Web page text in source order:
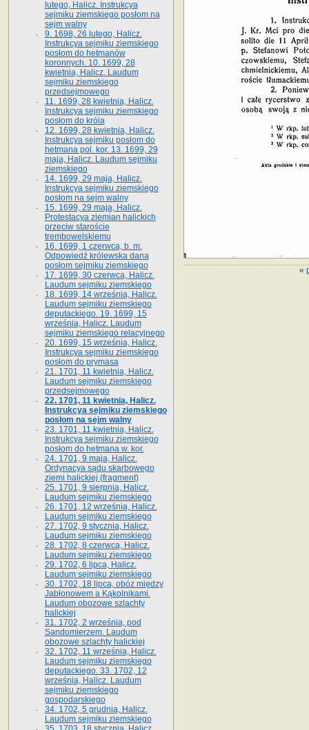
«
lutego, Halicz. Instrukcya
sejmiku ziemskiego posłom na
sejm walny
9. 1698, 26 lutego, Halicz.
Instrukcya sejmiku ziemskiego
posłom do hetmanów
koronnych. 10. 1699, 28
kwietnia, Halicz. Laudum
sejmiku ziemskiego
przedsejmowego
11. 1699, 28 kwietnia, Halicz.
Instrukcya sejmiku ziemskiego
posłom do króla
12. 1699, 28 kwietnia, Halicz.
Instrukcya sejmiku posłom do
hetmana pol. kor. 13. 1699, 29
maja, Halicz. Laudum sejmiku
ziemskiego
14. 1699, 29 maja, Halicz.
Instrukcya sejmiku ziemskiego
posłom na sejm walny
15. 1699, 29 maja, Halicz.
Protestacya ziemian halickich
przeciw staroście
trembowelskiemu
16. 1699, 1 czerwca, b. m.
Odpowiedź królewska dana
posłom sejmiku ziemskiego
17. 1699, 30 czerwca, Halicz.
Laudum sejmiku ziemskiego
18. 1699, 14 września, Halicz.
Laudum sejmiku ziemskiego
deputackiego. 19. 1699, 15
września, Halicz. Laudum
sejmiku ziemskiego relacyjnego
20. 1699, 15 września, Halicz.
Instrukcya sejmiku ziemskiego
posłom do prymasa
21. 1701, 11 kwietnia, Halicz.
Laudum sejmiku ziemskiego
przedsejmowego
22. 1701, 11 kwietnia, Halicz.
Instrukcya sejmiku ziemskiego
posłom na sejm walny
23. 1701, 11 kwietnia, Halicz.
Instrukcya sejmiku ziemskiego
posłom do hetmana w. kor.
24. 1701, 9 maja, Halicz.
Ordynacya sądu skarbowego
ziemi halickiej (fragment)
25. 1701, 9 sierpnia, Halicz.
Laudum sejmiku ziemskiego
26. 1701, 12 września, Halicz.
Laudum sejmiku ziemskiego
27. 1702, 9 stycznia, Halicz.
Laudum sejmiku ziemskiego
28. 1702, 8 czerwca, Halicz.
Laudum sejmiku ziemskiego
29. 1702, 6 lipca, Halicz.
Laudum sejmiku ziemskiego
30. 1702, 18 lipca, obóz między
Jabłonowem a Kąkolnikami.
Laudum obozowe szlachty
halickiej
31. 1702, 2 września, pod
Sandomierzem. Laudum
obozowe szlachty halickiej
32. 1702, 11 września, Halicz.
Laudum sejmiku ziemskiego
deputackiego. 33. 1702, 12
września, Halicz. Laudum
sejmiku ziemskiego
gospodarskiego
34. 1702, 5 grudnia, Halicz.
Laudum sejmiku ziemskiego